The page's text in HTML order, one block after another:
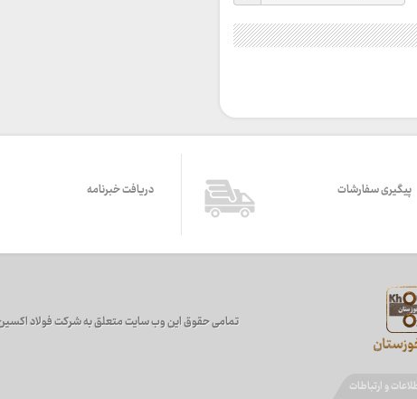
پیگیری سفارشات دریافت خبرنامه
تمامی حقوق این وب سایت متعلق به شرکت فولاد
و ارتباطات